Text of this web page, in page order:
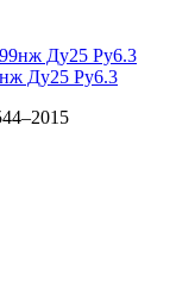
Ду25 Ру6.3